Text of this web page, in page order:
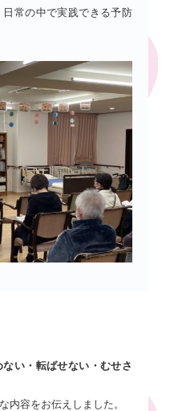
常の中で実践できる予防
ない・転ばせない・むせさ
内容をお伝えしました。